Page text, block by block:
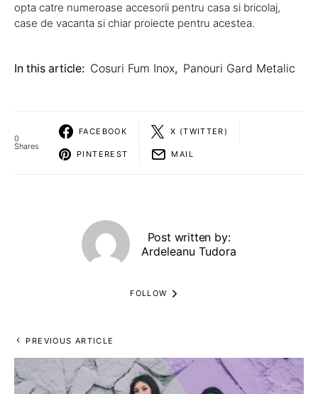
opta catre numeroase accesorii pentru casa si bricolaj,
case de vacanta si chiar proiecte pentru acestea.
In this article: Cosuri Fum Inox, Panouri Gard Metalic
0
Shares
FACEBOOK X (TWITTER)
PINTEREST MAIL
Post written by:
Ardeleanu Tudora
FOLLOW
PREVIOUS ARTICLE